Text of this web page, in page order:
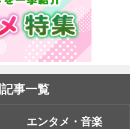
事一覧
エンタメ・音楽